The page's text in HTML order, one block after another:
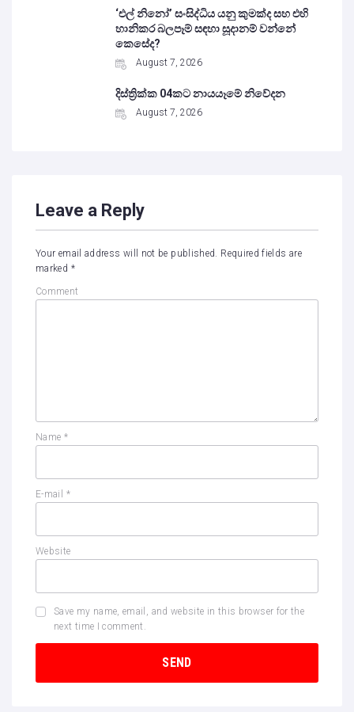
‘එල් නිනෝ’ සංසිද්ධිය යනු කුමක්ද සහ එහි
හානිකර බලපෑම් සඳහා සූදානම් වන්නේ
කෙසේද?
August 7, 2026
දිස්ත්‍රික්ක 04කට නායයෑමේ නිවේදන
August 7, 2026
Leave a Reply
Your email address will not be published. Required fields are
marked *
Comment
Name *
E-mail *
Website
Save my name, email, and website in this browser for the
next time I comment.